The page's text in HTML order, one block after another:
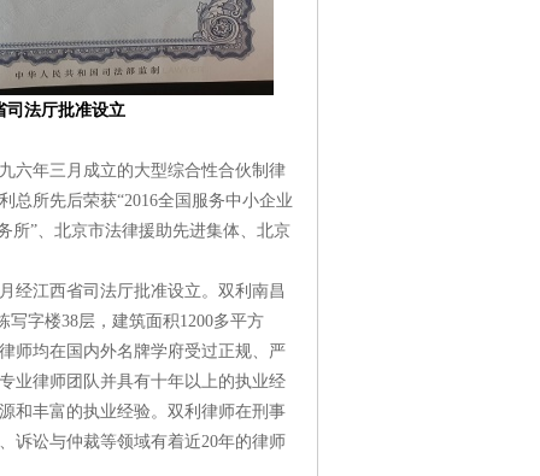
司法厅批准设立
六年三月成立的大型综合性合伙制律
总所先后荣获“2016全国服务中小企业
所”、北京市法律援助先进集体、北京
江西省司法厅批准设立。双利南昌
字楼38层，建筑面积1200多平方
师均在国内外名牌学府受过正规、严
业律师团队并具有十年以上的执业经
和丰富的执业经验。双利律师在刑事
诉讼与仲裁等领域有着近20年的律师